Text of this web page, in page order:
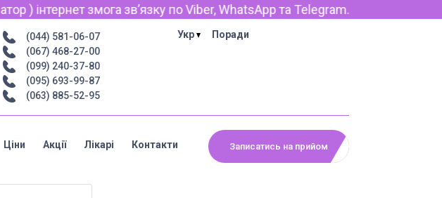
інтернет змога звʼязку по Viber, WhatsApp та Telegram.
(044) 581-06-07
(067) 468-27-00
(099) 240-37-80
(095) 693-99-87
(063) 885-52-95
Укр Поради
Ціни Акції Лікарі Контакти Записатись на прийом